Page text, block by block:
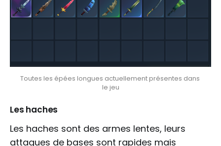
Toutes les épées longues actuellement présentes dans
le jeu
Les haches
Les haches sont des armes lentes, leurs
attaques de bases sont rapides mais